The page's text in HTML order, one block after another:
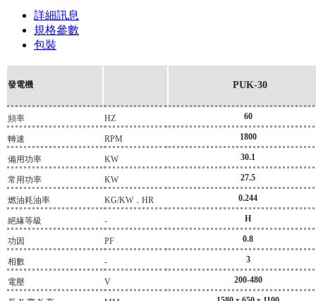
詳細訊息
規格參數
包裝
發電機 PUK-30
頻率 HZ 60
轉速 RPM 1800
備用功率 KW 30.1
常用功率 KW 27.5
燃油耗油率 KG/KW．HR 0.244
絕緣等級 - H
功因 PF 0.8
相數 - 3
電壓 V 200-480